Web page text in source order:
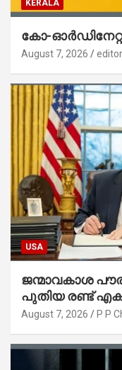
KERALA
കോ-
August 7, 2026 editor
USA
ജന്മാവകാശ
പുതിയ രണ്ട്
ട്രംപ് ഒപ്പുവെച്ചു
August 7, 2026 P P